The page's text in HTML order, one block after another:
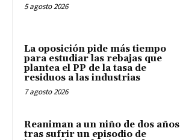
5 agosto 2026
La oposición pide más tiempo
para estudiar las rebajas que
plantea el PP de la tasa de
residuos a las industrias
7 agosto 2026
Reaniman a un niño de dos años
tras sufrir un episodio de